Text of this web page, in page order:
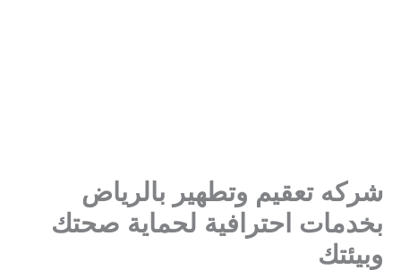
شركه تعقيم وتطهير بالرياض
بخدمات احترافية لحماية صحتك
وبيئتك